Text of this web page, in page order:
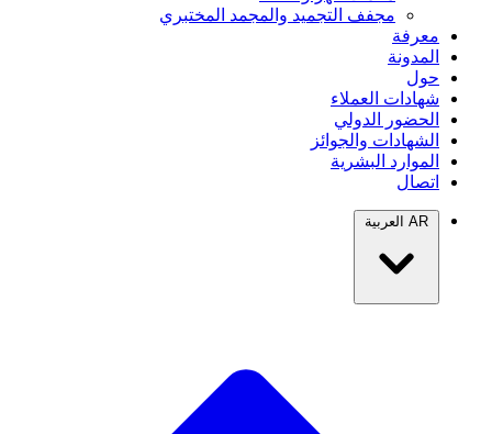
مجفف التجميد والمجمد المختبري
معرفة
المدونة
حول
شهادات العملاء
الحضور الدولي
الشهادات والجوائز
الموارد البشرية
اتصال
AR العربية